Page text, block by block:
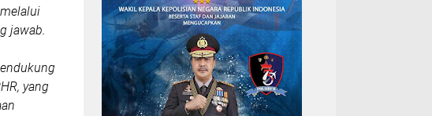
jawab.
yang